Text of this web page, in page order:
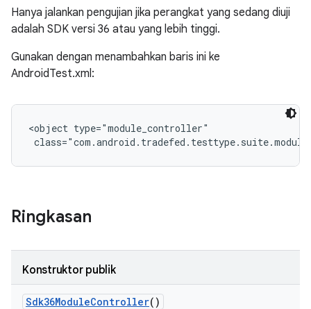
Hanya jalankan pengujian jika perangkat yang sedang diuji
adalah SDK versi 36 atau yang lebih tinggi.
Gunakan dengan menambahkan baris ini ke
AndroidTest.xml:
<object type="module_controller"
Ringkasan
Konstruktor publik
Sdk36ModuleController()